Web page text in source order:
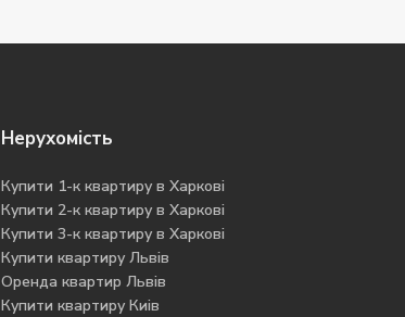
Нерухомість
Купити 1-к квартиру в Харкові
Купити 2-к квартиру в Харкові
Купити 3-к квартиру в Харкові
Купити квартиру Львів
Оренда квартир Львів
Купити квартиру Киів